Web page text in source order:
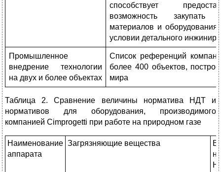
способствует
возможность закупать
материалов и
условии детального
Промышленное
внедрение технологии
на двух и более объектах
Список референций
более 400 объектов,
мира
Таблица 2. Сравнение величины норматива НДТ и
нормативов для оборудования, производимого
компанией Cimprogetti при работе на природном газе
Наименование
аппарата
Загрязняющие вещества